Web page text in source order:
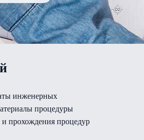
инженерных
процедуры
и прохождения процедур